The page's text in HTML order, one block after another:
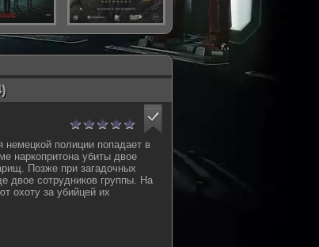
немецкой полиции попадает в
наркопритона убиты двое
Позже при загадочных
двое сотрудников группы. На
охоту за убийцей их